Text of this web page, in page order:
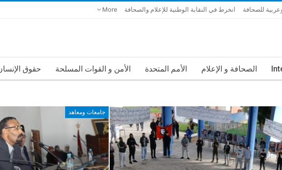
للصحافة انخرط في النقابة الوطنية للإعلام والصحافة More
الصحافة و الإعلام الأمم المتحدة الأمن و القوات المسلحة حقوق
جامعات ومعاهد